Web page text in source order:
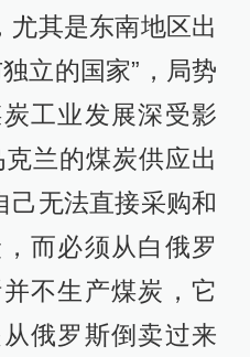
尤其是东南地区出
立的国家”，局势
工业发展深受影
兰的煤炭供应出
己无法直接采购和
而必须从白俄罗
不生产煤炭，它
俄罗斯倒卖过来